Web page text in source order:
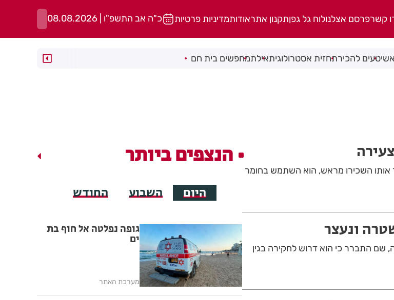
קשרפרסם אצלנולוח גל גפןתקנון אתראודותמדיניות פרטיות כ"ה אב התשפ"ו | 08.08.2026
טעים להכירתחזית אסטרולוגיתאילתמחפשים בית חם
השכירו מראש, הוא השתמש בחומר
ונעצר
שם התברר כי הוא דרוש לחקירה בגין
הנצפים ביותר
היום השבוע החודש
גופה נפלטה אל חוף בת
ים
מערכת האתר